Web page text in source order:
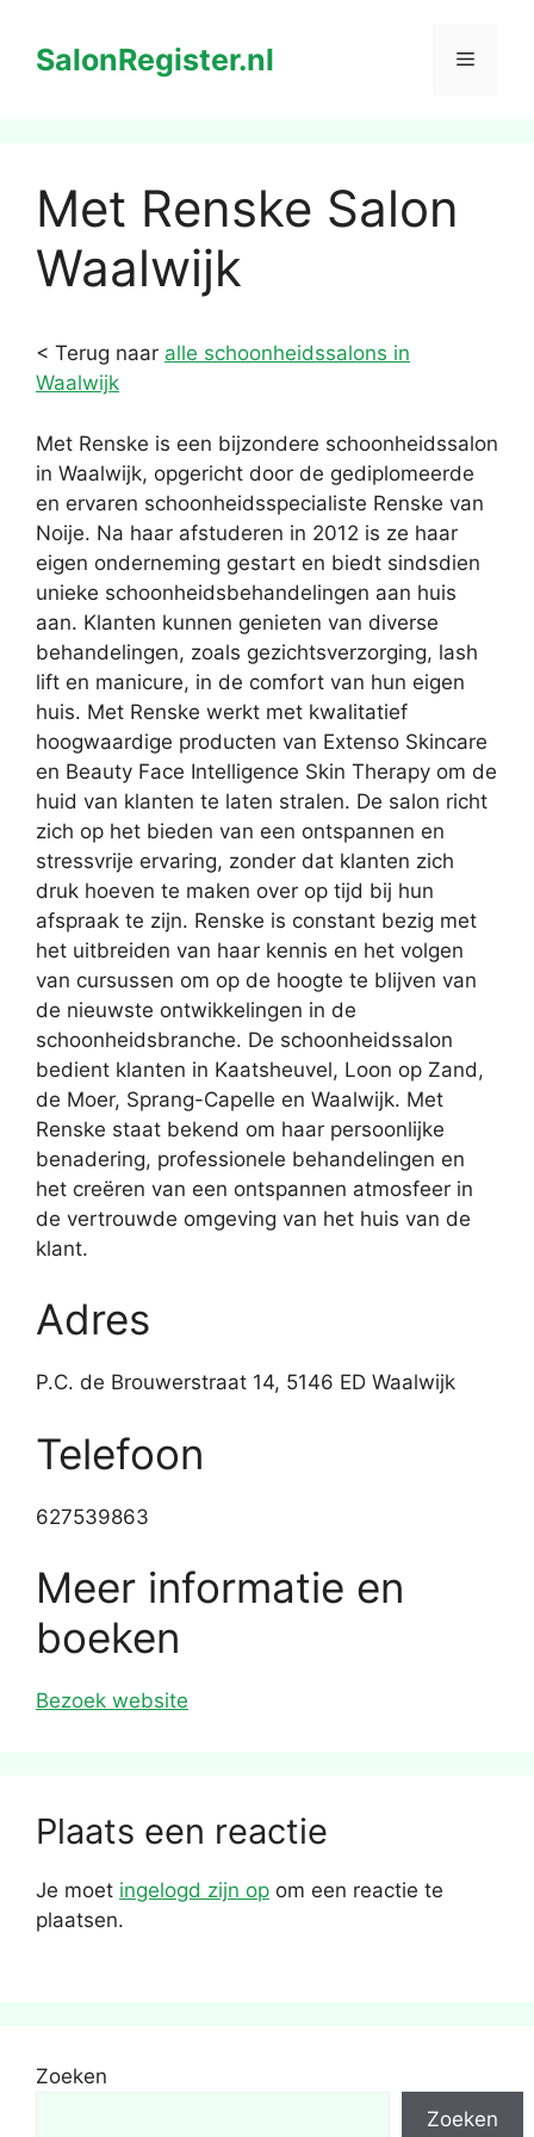
naarSalonRegister.nl Menu
Met Renske Salon
Waalwijk
< Terug naar alle schoonheidssalons in
Waalwijk
Met Renske is een bijzondere schoonheidssalon
in Waalwijk, opgericht door de gediplomeerde
en ervaren schoonheidsspecialiste Renske van
Noije. Na haar afstuderen in 2012 is ze haar
eigen onderneming gestart en biedt sindsdien
unieke schoonheidsbehandelingen aan huis
aan. Klanten kunnen genieten van diverse
behandelingen, zoals gezichtsverzorging, lash
lift en manicure, in de comfort van hun eigen
huis. Met Renske werkt met kwalitatief
hoogwaardige producten van Extenso Skincare
en Beauty Face Intelligence Skin Therapy om de
huid van klanten te laten stralen. De salon richt
zich op het bieden van een ontspannen en
stressvrije ervaring, zonder dat klanten zich
druk hoeven te maken over op tijd bij hun
afspraak te zijn. Renske is constant bezig met
het uitbreiden van haar kennis en het volgen
van cursussen om op de hoogte te blijven van
de nieuwste ontwikkelingen in de
schoonheidsbranche. De schoonheidssalon
bedient klanten in Kaatsheuvel, Loon op Zand,
de Moer, Sprang-Capelle en Waalwijk. Met
Renske staat bekend om haar persoonlijke
benadering, professionele behandelingen en
het creëren van een ontspannen atmosfeer in
de vertrouwde omgeving van het huis van de
klant.
Adres
P.C. de Brouwerstraat 14, 5146 ED Waalwijk
Telefoon
627539863
Meer informatie en
boeken
Bezoek website
Plaats een reactie
Je moet ingelogd zijn op om een reactie te
plaatsen.
Zoeken
Zoeken